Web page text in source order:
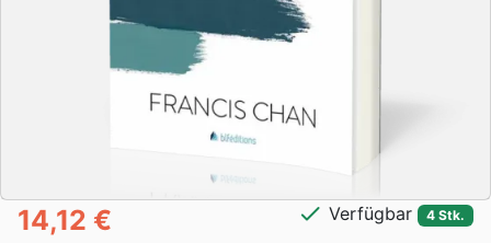
14,12 € check Verfügbar 4 Stk.